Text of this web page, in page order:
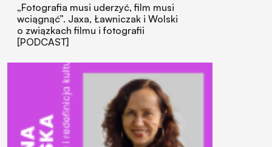
„Fotografia musi uderzyć, film musi
wciągnąć”. Jaxa, Ławniczak i Wolski
o związkach filmu i fotografii
[PODCAST]